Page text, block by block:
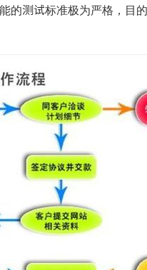
的测试标准极为严格，目